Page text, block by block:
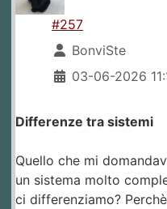
#257
BonviSte
03-06-2026
Differenze tra sistemi
Quello che mi
un sistema molto
ci differenziamo?